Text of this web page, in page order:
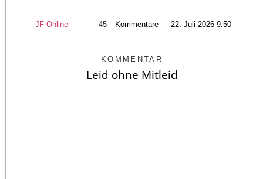
JF-Online 45 Kommentare — 22. Juli 2026 9:50
KOMMENTAR
Leid ohne Mitleid